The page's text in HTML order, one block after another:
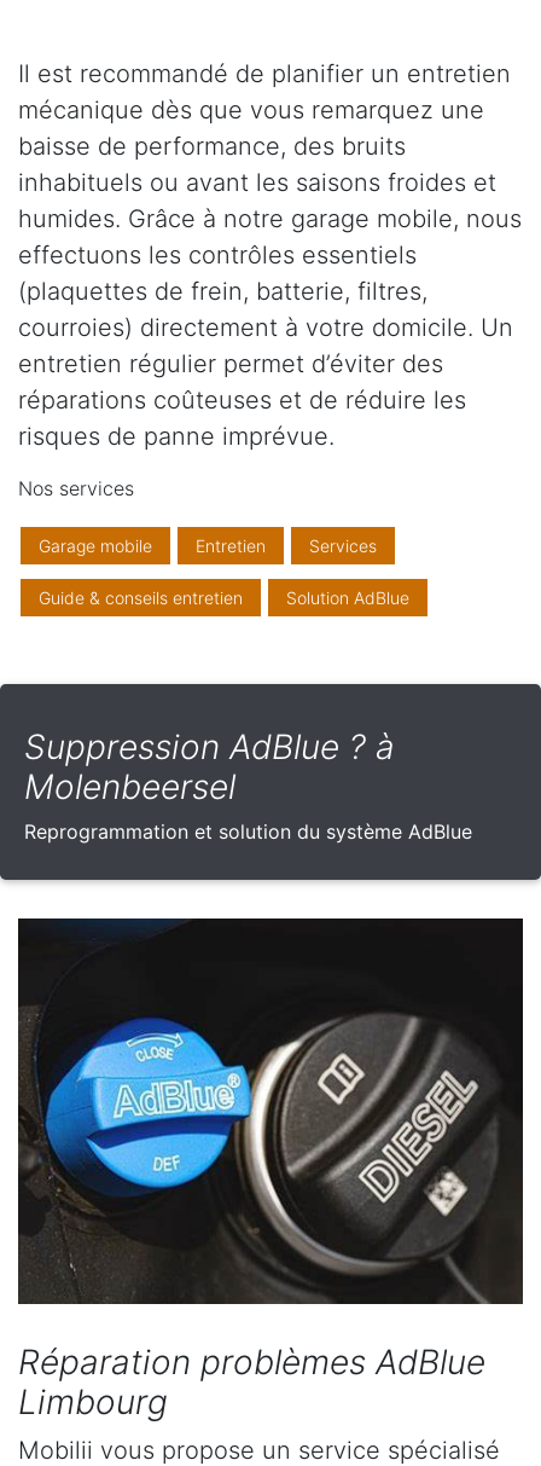
Il est recommandé de planifier un entretien
mécanique dès que vous remarquez une
baisse de performance, des bruits
inhabituels ou avant les saisons froides et
humides. Grâce à notre garage mobile, nous
effectuons les contrôles essentiels
(plaquettes de frein, batterie, filtres,
courroies) directement à votre domicile. Un
entretien régulier permet d’éviter des
réparations coûteuses et de réduire les
risques de panne imprévue.
Nos services
Garage mobile Entretien Services
Guide & conseils entretien Solution AdBlue
Suppression AdBlue ? à
Molenbeersel
Reprogrammation et solution du système AdBlue
Réparation problèmes AdBlue
Limbourg
Mobilii vous propose un service spécialisé